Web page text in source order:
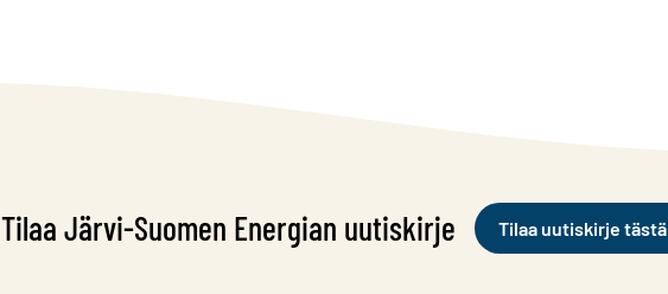
Tilaa Järvi-Suomen Energian uutiskirje Tilaa uutiskirje tästä